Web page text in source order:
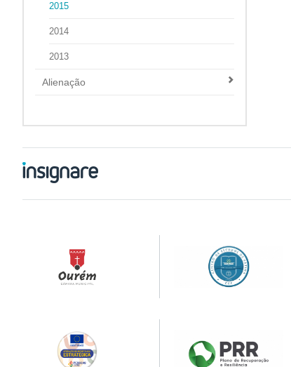
2015
2014
2013
Alienação